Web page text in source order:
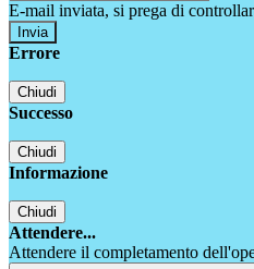
E-mail inviata, si prega di
Errore
Chiudi
Successo
Chiudi
Informazione
Chiudi
Attendere...
Attendere il completamento